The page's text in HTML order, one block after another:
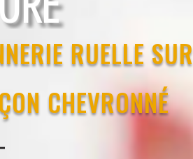
RUELLE SUR
CHEVRONNÉ